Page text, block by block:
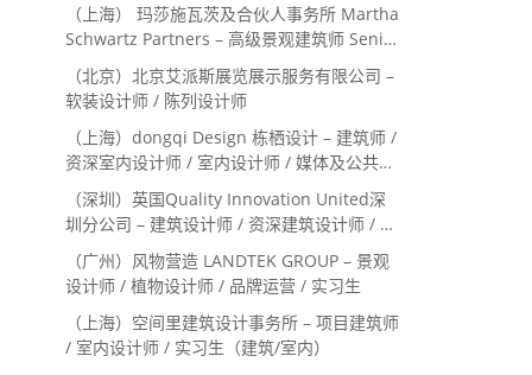
（上海） 玛莎施瓦茨及合伙人事务所 Martha
Schwartz Partners – 高级景观建筑师 Senior
Landscape Designer / 景观建筑师
Landscape Designer
（北京）北京艾派斯展览展示服务有限公司 –
软装设计师 / 陈列设计师
（上海）dongqi Design 栋栖设计 – 建筑师 /
资深室内设计师 / 室内设计师 / 媒体及公共关
系主管 / 设计实习生（常年招聘）
（深圳）英国Quality Innovation United深
圳分公司 – 建筑设计师 / 资深建筑设计师 / 室
内设计师 / 设计实习生
（广州）风物营造 LANDTEK GROUP – 景观
设计师 / 植物设计师 / 品牌运营 / 实习生
（上海）空间里建筑设计事务所 – 项目建筑师
/ 室内设计师 / 实习生（建筑/室内）